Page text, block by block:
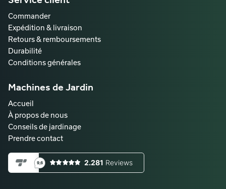
Commander
Expédition & livraison
Retours & remboursements
Durabilité
Conditions générales
Machines de Jardin
Accueil
À propos de nous
Conseils de jardinage
Prendre contact